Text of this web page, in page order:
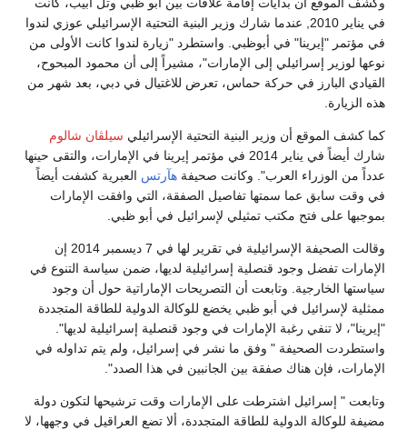
وكشف الموقع أن بدايات إقامة علاقات بين أبو ظبي وتل أبيب، كانت
في يناير 2010, عندما شارك وزير البنية التحتية الإسرائيلي عوزي لندوا
في مؤتمر "إيرينا" في أبوظبي. واستطرد "زيارة لندوا كانت الأولى من
نوعها لوزير إسرائيلي إلى الإمارات"، مشيراً إلى أن محمود المبحوح،
القيادي البارز في حركة حماس، تعرض للاغتيال في دبي، بعد شهر من
هذه الزيارة.
كما كشف الموقع أن وزير البنية التحتية الإسرائيلي سيلڤان شالوم
شارك أيضاً في يناير 2014 في مؤتمر إيرينا في الإمارات، والتقى حينها
عدداً من الوزراء العرب". وكانت صحيفة هآرتس العبرية كشفت أيضاً
في وقت سابق عما سمتها تفاصيل الصفقة، التي وافقت الإمارات
بموجبها على فتح مكتب تمثيلي لإسرائيل في أبو ظبي.
وقالت الصحيفة الإسرائيلية في تقرير لها في 7 ديسمبر 2014 إن
الإمارات تفضل وجود قنصلية إسرائيلية لديها، ضمن سياسة التنوع في
سياستها الخارجية. وتابعت أن التصريحات الإماراتية حول أن وجود
ممثلية لإسرائيل في أبو ظبي يخضع للوكالة الدولية للطاقة المتجددة
"إيرينا"، لا تنفي رغبة الإمارات في وجود قنصلية إسرائيلية لديها".
واستطردت الصحيفة " وفق ما نشر في إسرائيل، ولم يتم تداوله في
الإمارات، فإن هناك صفقة بين الجانبين في هذا الصدد".
وتابعت " إسرائيل اشترطت على الإمارات وقت ترشيحها لتكون دولة
مضيفة للوكالة الدولية للطاقة المتجددة، ألا تضع العراقيل في وجهها، لا